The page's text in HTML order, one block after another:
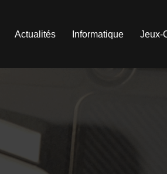
Actualités Informatique Jeux-